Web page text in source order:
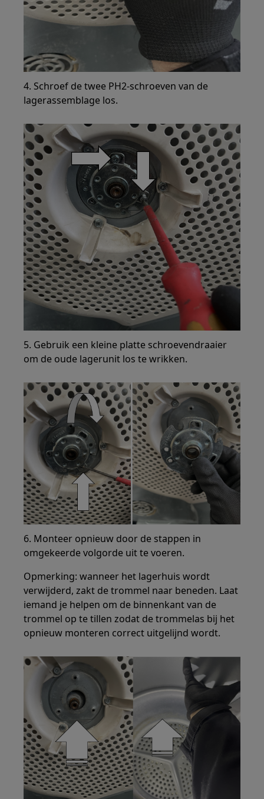
4. Schroef de twee PH2-schroeven van de
lagerassemblage los.
5. Gebruik een kleine platte schroevendraaier
om de oude lagerunit los te wrikken.
6. Monteer opnieuw door de stappen in
omgekeerde volgorde uit te voeren.
Opmerking: wanneer het lagerhuis wordt
verwijderd, zakt de trommel naar beneden. Laat
iemand je helpen om de binnenkant van de
trommel op te tillen zodat de trommelas bij het
opnieuw monteren correct uitgelijnd wordt.